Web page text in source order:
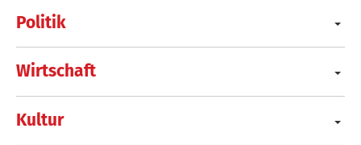
Politik
Wirtschaft
Kultur